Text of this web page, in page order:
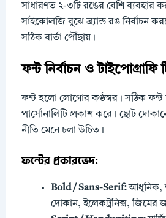
সাধারণত ২-৩টি রঙের বেশি ব্যবহার
সাইকোলজি বুঝে ব্র্যান্ড রঙ নির্বাচন
সঠিক বার্তা পৌঁছায়।
ফন্ট নির্বাচন ও টাইপোগ্রাফি
ফন্ট হলো লোগোর কণ্ঠস্বর। সঠিক ফন্ট
পার্সোনালিটি প্রকাশ করে। ছোট
নীতি মেনে চলা উচিত।
ফন্টের প্রকারভেদ:
Bold / Sans-Serif:আধুনিক,
দোকান, ইলেকট্রনিক্স, জিমের